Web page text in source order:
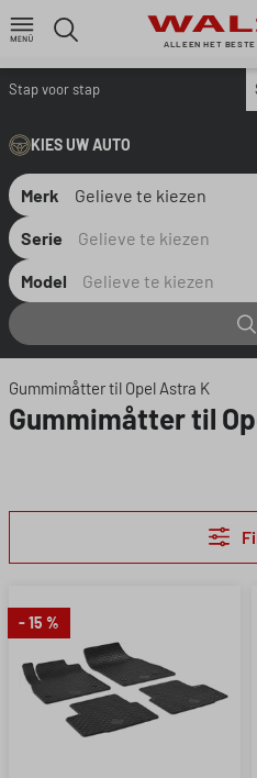
Ga naar de hoofdinhoud
ALLEEN HET BESTE
Stap voor stap
KIES UW AUTO
Merk
Serie
Model
Gummimåtter til Opel Astra K
Gummimåtter til
- 15 %